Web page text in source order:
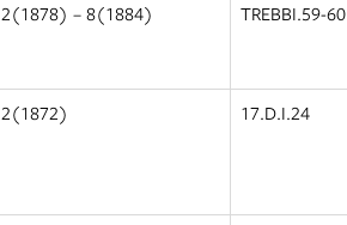
2(1878) – 8(1884) TREBBI.59-60
2(1872) 17.D.I.24